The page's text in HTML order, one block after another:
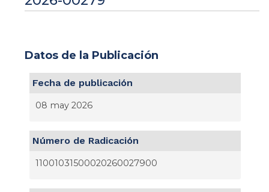
Datos de la Publicación
Fecha de publicación
08 may 2026
Número de Radicación
11001031500020260027900